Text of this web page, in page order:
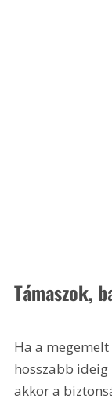
Támaszok,
Ha a megemelt
hosszabb
akkor a